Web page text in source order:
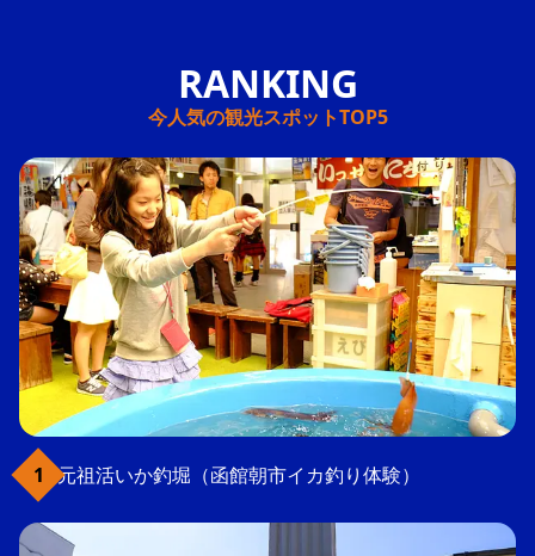
今人気の観光スポットTOP5
元祖活いか釣堀（函館朝市イカ釣り体験）